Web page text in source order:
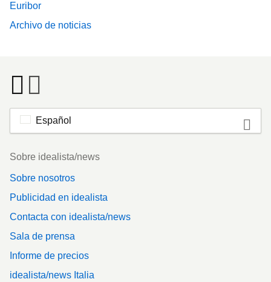
Euribor
Archivo de noticias
Español
Footer
Sobre idealista/news
Sobre nosotros
Publicidad en idealista
Contacta con idealista/news
Sala de prensa
Informe de precios
idealista/news Italia